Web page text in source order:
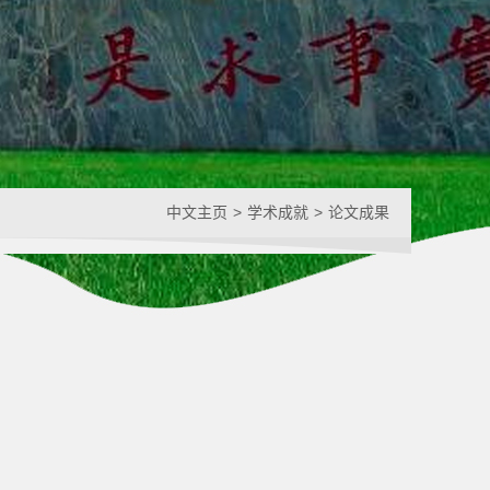
中文主页 > 学术成就 > 论文成果